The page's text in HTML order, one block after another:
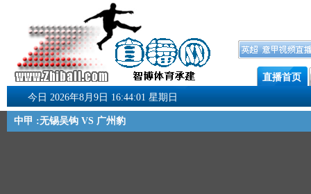
直播首页
今日 2026年8月9日 16:44:01 星期日
中甲 :无锡吴钩 VS 广州豹